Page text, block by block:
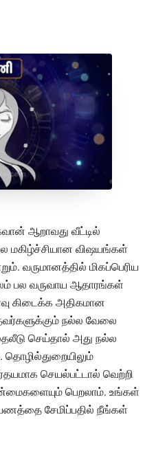
ஆறாவது வீட்டில்
மகிழ்ச்சியான விஷயங்கள்
வருமானத்தில் மிகப்பெரிய
பல வருவாய ஆதாரங்கள்
கிடைக்க அதிகமான
நல்ல வேலை
செய்தால் அது நல்ல
தொழில்துறையிலும்
செயல்பட்டால் வெற்றி
பெறலாம். உங்கள்
சேமிப்பதில் நீங்கள்